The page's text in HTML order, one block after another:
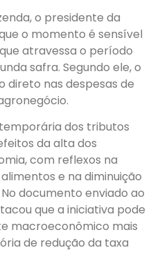
o presidente da
o momento é sensível
atravessa o período
safra. Segundo ele, o
direto nas despesas de
dos tributos
da alta dos
com reflexos na
e na diminuição
documento enviado ao
que a iniciativa pode
macroeconômico mais
de redução da taxa